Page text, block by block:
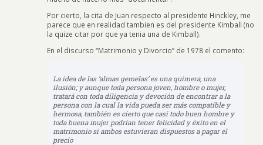
Por cierto, la cita de Juan respecto al presidente Hinckley, me
parece que en realidad tambien es del presidente Kimball (no
la quize citar por que ya tenia una de Kimball).
En el discurso “Matrimonio y Divorcio” de 1978 el comento:
La idea de las ‘almas gemelas’ es una quimera, una
ilusión; y aunque toda persona joven, hombre o mujer,
tratará con toda diligencia y devoción de encontrar a la
persona con la cual la vida pueda ser más compatible y
hermosa, también es cierto que casi todo buen hombre y
toda buena mujer podrían tener felicidad y éxito en el
matrimonio si ambos estuvieran dispuestos a pagar el
precio